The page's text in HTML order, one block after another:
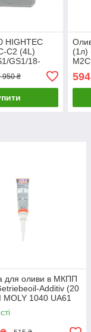
HIGHTEC
C2 (4L)
GS1/18-
C 20247-
950 ₴
(1л)
594
для оливи в МКПП
Additiv (20
MOLY 1040 UA61